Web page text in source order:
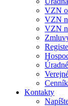
VZN
VZN
VZN
Kontakty